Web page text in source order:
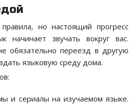
но настоящий прогресс
начинает звучать вокруг вас.
обязательно переезд в другую
языковую среду дома.
и сериалы на изучаемом языке.